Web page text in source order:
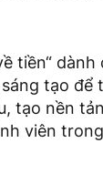
tiền“
tạo
tạo nền
viên